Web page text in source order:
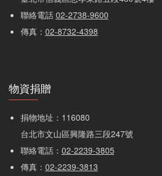
聯絡電話 02-2738-9600
傳真： 02-8732-4398
物資捐贈
捐物地址：116080
台北市文山區興隆路三段247號
聯絡電話： 02-2239-3805
傳真： 02-2239-3813